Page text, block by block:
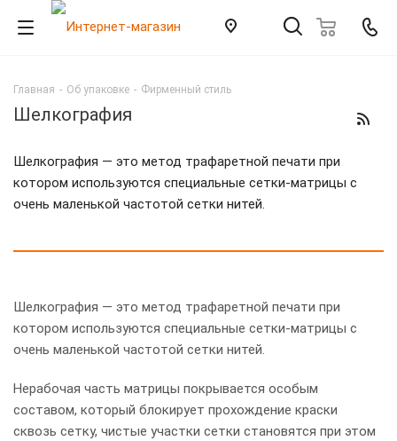
Главная - Об упаковке - Фирменный стиль
Шелкография
Шелкография — это метод трафаретной печати при
котором используются специальные сетки-матрицы с
очень маленькой частотой сетки нитей.
Шелкография — это метод трафаретной печати при
котором используются специальные сетки-матрицы с
очень маленькой частотой сетки нитей.
Нерабочая часть матрицы покрывается особым
составом, который блокирует прохождение краски
сквозь сетку, чистые участки сетки становятся при этом